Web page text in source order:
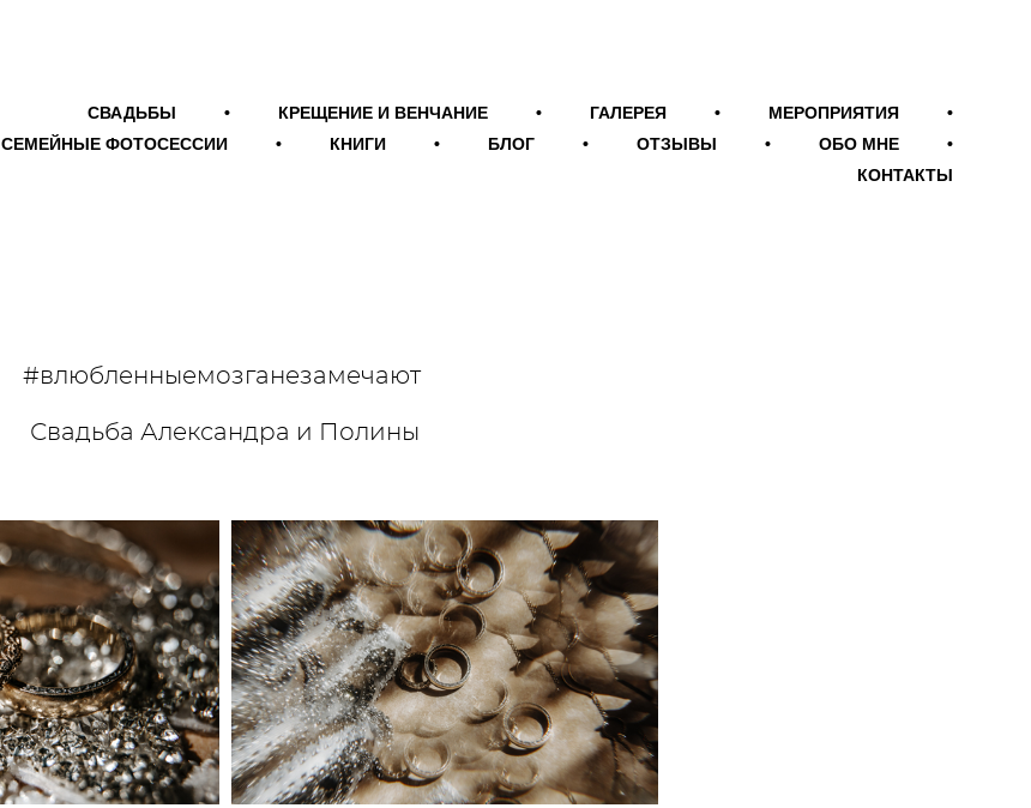
СВАДЬБЫ • КРЕЩЕНИЕ И ВЕНЧАНИЕ • ГАЛЕРЕЯ • МЕРОПРИЯТИЯ
•
СЕМЕЙНЫЕ ФОТОСЕССИИ
• КНИГИ • БЛОГ • ОТЗЫВЫ • ОБО МНЕ
•
КОНТАКТЫ
#влюбленныемозганезамечают
Свадьба Александра и Полины